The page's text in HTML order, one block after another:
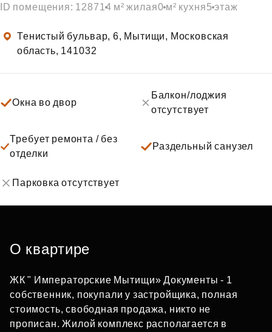
ID помещения: 128714 м² жилая0 м² кухня5 этаж
Тенистый бульвар, 6, Мытищи, Московская
область, 141032
Окна во двор
Балкон/лоджия
отсутствует
Требует ремонта / без
отделки
Раздельный санузел
Парковка отсутствует
О квартире
ЖК " Императорские Мытищи» Документы - 1
собственник, покупали у застройщика, полная
стоимость, свободная продажа, никто не
прописан. Жилой комплекс располагается в